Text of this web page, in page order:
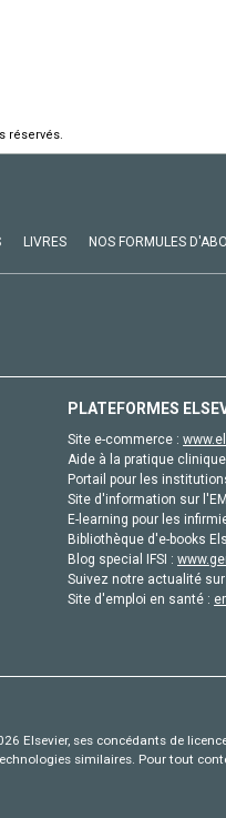
réservés.
LIVRES NOS FORMULES
PLATEFORMES
Site e-commerce :
Aide à la pratique
Portail pour les
Site d'information sur
E-learning pour les
Bibliothèque d'e-books
Blog special IFSI :
Suivez notre actualité
Site d'emploi en santé :
Elsevier, ses concédants de
similaires. Pour tout